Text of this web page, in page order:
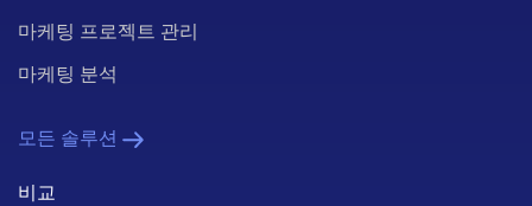
마케팅 프로젝트 관리
마케팅 분석
모든 솔루션
비교